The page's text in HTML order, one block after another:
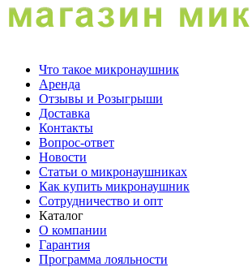
Что такое микронаушник
Аренда
Отзывы и Розыгрыши
Доставка
Контакты
Вопрос-ответ
Новости
Статьи о микронаушниках
Как купить микронаушник
Сотрудничество и опт
Каталог
О компании
Гарантия
Программа лояльности